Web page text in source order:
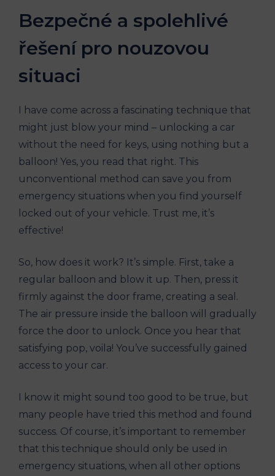
Bezpečné⁤ a spolehlivé
řešení pro nouzovou
situaci
I have come across​ a fascinating ⁣technique that
might just ⁣blow your mind – unlocking a car⁤
without the need for keys, ⁣using nothing but a
balloon! Yes, you read that ‌right.⁤ This
unconventional method can save you from
emergency ⁤situations when you find⁤ yourself
⁢locked out of your vehicle. Trust me,‌ it’s
effective!
So, ​how does it‌ work? It’s simple. First, take a
regular balloon and blow it⁤ up. Then, press it
firmly against the ​door frame, creating a⁤ seal.
The air pressure inside the balloon will gradually
force the door to unlock. Once you hear that
satisfying pop, voila! You’ve successfully gained
access to your car.
I ⁢know it might sound⁣ too good ‌to be⁢ true, ​but
many people have tried this ⁢method and found
success. Of ‍course,‍ it’s ⁢important to remember
that this technique should only be used in
emergency ⁤situations, when all other options